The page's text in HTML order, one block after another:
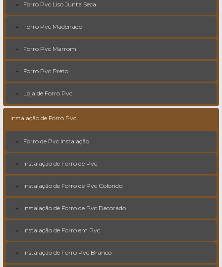
Forro Pvc Liso Junta Seca
Forro Pvc Madeirado
Forro Pvc Marrom
Forro Pvc Preto
Loja de Forro Pvc
Instalação de Forro Pvc
Forro de Pvc Instalação
Instalação de Forro de Pvc
Instalação de Forro de Pvc Colorido
Instalação de Forro de Pvc Decorado
Instalação de Forro em Pvc
Instalação de Forro Pvc Branco